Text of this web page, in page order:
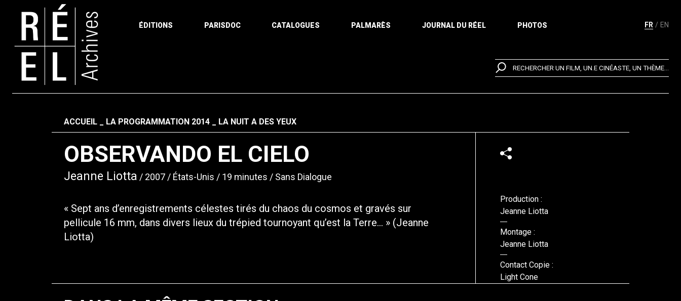
FR EN
ÉDITIONS PARISDOC CATALOGUES PALMARÈS JOURNAL DU RÉEL PHOTOS
RECHERCHER UN FILM, UN.E CINÉASTE, UN THÈME...
Fil d'ariane
ACCUEIL LA PROGRAMMATION 2014 LA NUIT A DES YEUX
OBSERVANDO EL CIELO
Jeanne Liotta 2007 États-Unis 19 minutes Sans Dialogue
« Sept ans d’enregistrements célestes tirés du chaos du cosmos et gravés sur
pellicule 16 mm, dans divers lieux du trépied tournoyant qu’est la Terre… » (Jeanne
Liotta)
Production :
Jeanne Liotta
Montage :
Jeanne Liotta
Contact Copie :
Light Cone